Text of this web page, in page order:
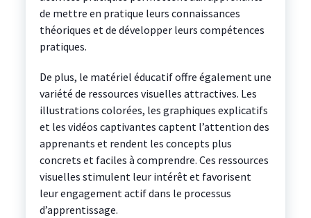
de mettre en pratique leurs connaissances
théoriques et de développer leurs compétences
pratiques.
De plus, le matériel éducatif offre également une
variété de ressources visuelles attractives. Les
illustrations colorées, les graphiques explicatifs
et les vidéos captivantes captent l’attention des
apprenants et rendent les concepts plus
concrets et faciles à comprendre. Ces ressources
visuelles stimulent leur intérêt et favorisent
leur engagement actif dans le processus
d’apprentissage.